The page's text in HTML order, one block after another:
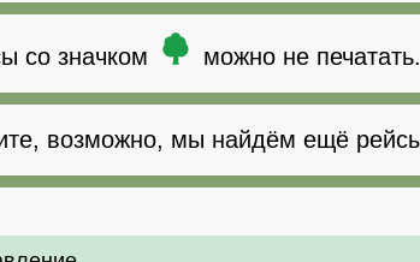
со значком можно не печатать.
возможно, мы найдём ещё